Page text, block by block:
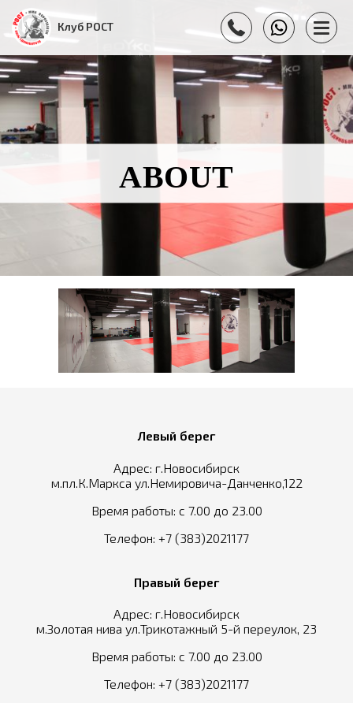
Клуб РОСТ
ABOUT
Левый берег
Адрес: г.Новосибирск
м.пл.К.Маркса ул.Немировича-Данченко,122
Время работы: с 7.00 до 23.00
Телефон: +7 (383)2021177
Правый берег
Адрес: г.Новосибирск
м.Золотая нива ул.Трикотажный 5-й переулок, 23
Время работы: с 7.00 до 23.00
Телефон: +7 (383)2021177